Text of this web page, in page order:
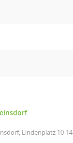
Lindenplatz 10-14